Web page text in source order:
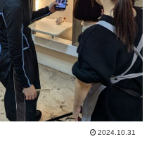
2024.10.31